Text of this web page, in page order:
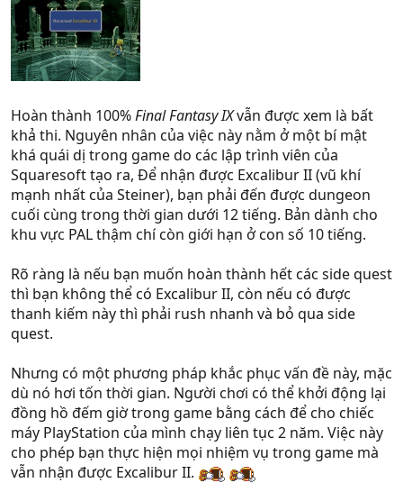
Hoàn thành 100%Final Fantasy IXvẫn được xem là bất
khả thi. Nguyên nhân của việc này nằm ở một bí mật
khá quái dị trong game do các lập trình viên của
Squaresoft tạo ra, Để nhận được Excalibur II (vũ khí
mạnh nhất của Steiner), bạn phải đến được dungeon
cuối cùng trong thời gian dưới 12 tiếng. Bản dành cho
khu vực PAL thậm chí còn giới hạn ở con số 10 tiếng.
Rõ ràng là nếu bạn muốn hoàn thành hết các side quest
thì bạn không thể có Excalibur II, còn nếu có được
thanh kiếm này thì phải rush nhanh và bỏ qua side
quest.
Nhưng có một phương pháp khắc phục vấn đề này, mặc
dù nó hơi tốn thời gian. Người chơi có thể khởi động lại
đồng hồ đếm giờ trong game bằng cách để cho chiếc
máy PlayStation của mình chạy liên tục 2 năm. Việc này
cho phép bạn thực hiện mọi nhiệm vụ trong game mà
vẫn nhận được Excalibur II.